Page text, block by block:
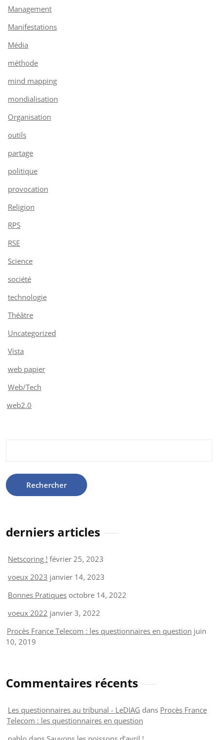
Management
Manifestations
Média
méthode
mind mapping
mondialisation
Organisation
outils
partage
politique
provocation
Religion
RPS
RSE
Science
société
technologie
Théâtre
Uncategorized
Vista
web papier
Web/Tech
web2.0
derniers articles
Netscoring ! février 25, 2023
voeux 2023 janvier 14, 2023
Bonnes Pratiques octobre 14, 2022
voeux 2022 janvier 3, 2022
Procès France Telecom : les questionnaires en question juin
10, 2019
Commentaires récents
Les questionnaires au tribunal - LeDIAG dans Procès France
Telecom : les questionnaires en question